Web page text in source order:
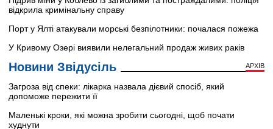
відкрила кримінальну справу
Порт у Ялті атакували морські безпілотники: почалася пожежа
У Кривому Озері виявили нелегальний продаж живих раків
Новини Звідусіль АРХІВ
Загроза від спеки: лікарка назвала дієвий спосіб, який
допоможе пережити її
Маленькі кроки, які можна зробити сьогодні, щоб почати
худнути